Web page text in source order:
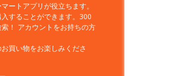
ートアプリが役立ちます。
することができます。300
！ アカウントをお持ちの方
買い物をお楽しみくださ